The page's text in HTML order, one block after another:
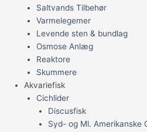
Saltvands Tilbehør
Varmelegemer
Levende sten & bundlag
Osmose Anlæg
Reaktore
Skummere
Akvariefisk
Cichlider
Discusfisk
Syd- og Ml. Amerikanske